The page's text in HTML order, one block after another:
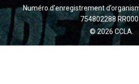
Numéro d’enregistrement
754802288
© 2026 CCLA.